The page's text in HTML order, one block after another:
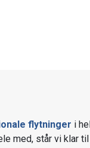
flytninger i
med, står vi klar